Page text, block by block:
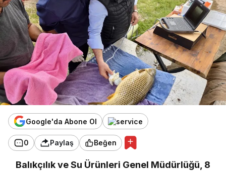
Google'da Abone Ol
0 Paylaş Beğen
Balıkçılık ve Su Ürünleri Genel Müdürlüğü, 8